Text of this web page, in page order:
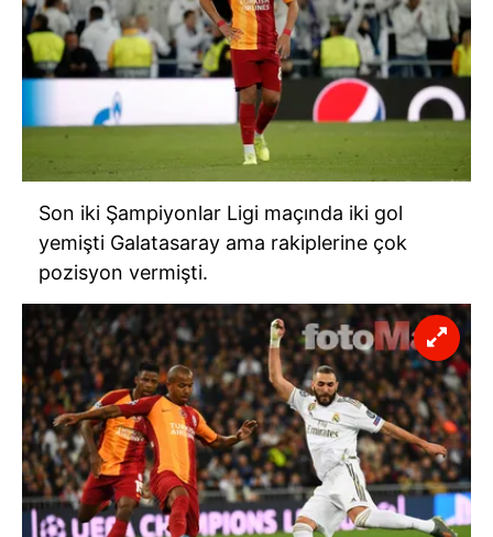
Son iki Şampiyonlar Ligi maçında iki gol
yemişti Galatasaray ama rakiplerine çok
pozisyon vermişti.